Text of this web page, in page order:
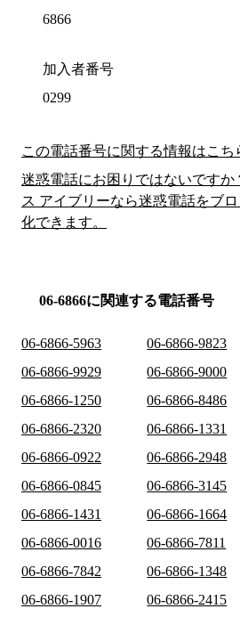
6866
加入者番号
0299
この電話番号に関する情報はこち
迷惑電話にお困りではないです
ス アイブリーなら迷惑電話をブ
化できます。
06-6866に関連する電話番号
06-6866-5963 06-6866-9823
06-6866-9929
06-6866-9000
06-6866-1250
06-6866-8486
06-6866-2320
06-6866-1331
06-6866-0922
06-6866-2948
06-6866-0845
06-6866-3145
06-6866-1431
06-6866-1664
06-6866-0016
06-6866-7811
06-6866-7842
06-6866-1348
06-6866-1907
06-6866-2415